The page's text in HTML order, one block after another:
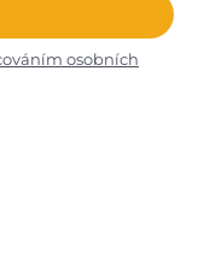
osobních